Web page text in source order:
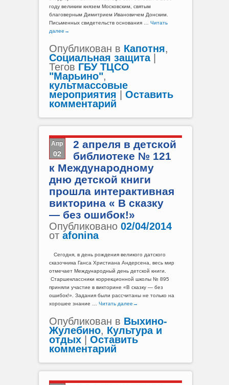
году великим князем Московским, святым
благоверным Димитрием Ивановичем Донским.
Письменных свидетельств основания … Читать
далее →
Опубликован в Капотня,
Социальная защита
Тегов ГБУ ТЦСО
"Марьино",
культмассовые
мероприятия
Оставить
комментарий
Апр
02
2 апреля в детской
библиотеке № 121
к Международному
дню детской книги
прошла интерактивная
викторина « В сказку
— без ошибок!»
Опубликовано 02/04/2014
от afonina
Сегодня, в день рождения великого датского
сказочника Ганса Христиана Андерсена, весь мир
отмечает Международный день детской книги.
Старшеклассники коррекционной школы № 895
приняли участие в викторине «В сказку — без
ошибок!». Задания были рассчитаны не только на
хорошее знание … Читать далее →
Опубликован в Выхино-
Жулебино, Культура и
отдых
Оставить
комментарий